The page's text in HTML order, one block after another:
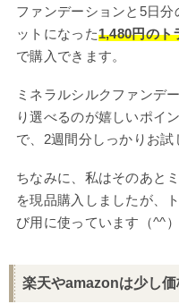
ファンデーションと5日
ットになった1,480円のト
で購入できます。
ミネラルシルクファンデ
り選べるのが嬉しいポイ
で、2週間分しっかりお
ちなみに、私はそのあと
を現品購入しましたが、
び用に使っています（^^）
楽天やamazonは少し